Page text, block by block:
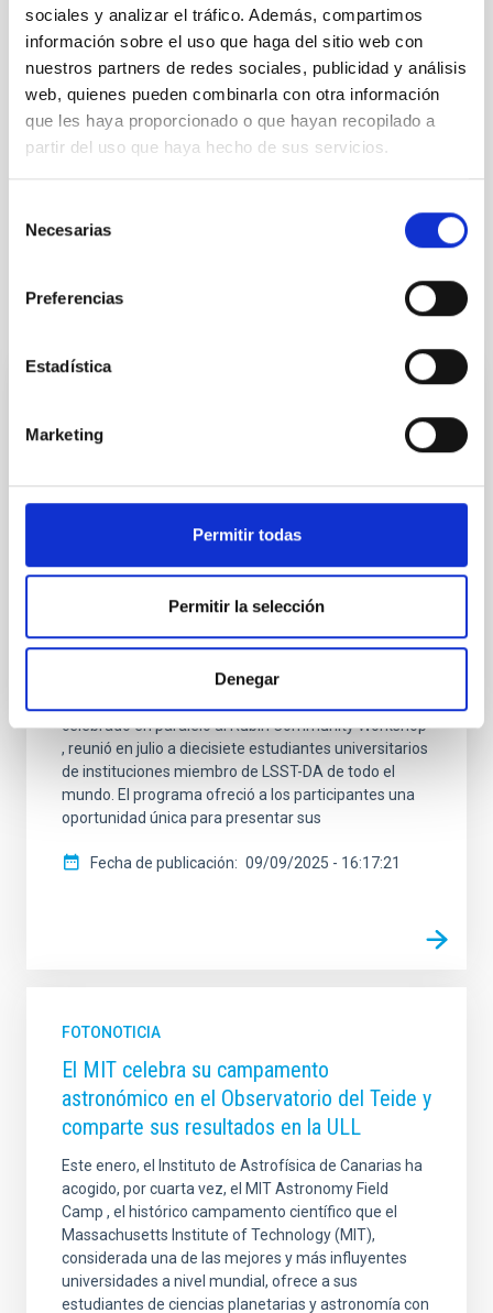
sociales y analizar el tráfico. Además, compartimos
información sobre el uso que haga del sitio web con
nuestros partners de redes sociales, publicidad y análisis
web, quienes pueden combinarla con otra información
que les haya proporcionado o que hayan recopilado a
partir del uso que haya hecho de sus servicios.
Necesarias
Preferencias
Estadística
Marketing
Permitir todas
Permitir la selección
Denegar
ÁMBITO
CONGRESOS
Formación Científica/o
Instrumentación Espacial
Astronomía de dominio temporal
Un estudiante de la ULL y del IAC participa
Estudiantes de Verano vinculado al
Observatorio Vera C. Rubin
Daniel Cano Morales, estudiante del grado en Física
realizando su trabajo de fin de grado (TFG) en el
Instituto de Astrofísica de Canarias (IAC), ha
participado en el Programa de Estudiantes de Verano
2025 organizado por la LSST Discovery Alliance
celebrado en paralelo al Rubin Community Workshop
, reunió en julio a diecisiete estudiantes universitarios
de instituciones miembro de LSST-DA de todo el
mundo. El programa ofreció a los participantes una
oportunidad única para presentar sus
Fecha de publicación 09/09/2025 - 16:17:21
FOTONOTICIA
El MIT celebra su campamento
astronómico en el Observatorio del Teide y
comparte sus resultados en la ULL
Este enero, el Instituto de Astrofísica de Canarias ha
acogido, por cuarta vez, el MIT Astronomy Field
Camp , el histórico campamento científico que el
Massachusetts Institute of Technology (MIT),
considerada una de las mejores y más influyentes
universidades a nivel mundial, ofrece a sus
estudiantes de ciencias planetarias y astronomía con